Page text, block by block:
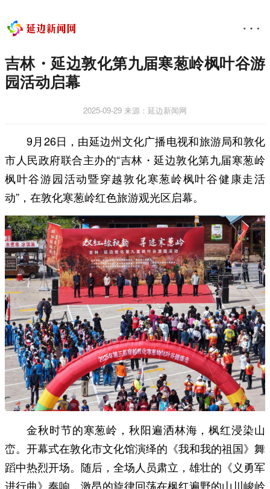
吉林・延边敦化第九届寒葱岭枫叶谷游
园活动启幕
2025-09-29 来源：延边新闻网
9月26日，由延边州文化广播电视和旅游局和敦化
市人民政府联合主办的“吉林・延边敦化第九届寒葱岭
枫叶谷游园活动暨穿越敦化寒葱岭枫叶谷健康走活
动”，在敦化寒葱岭红色旅游观光区启幕。
金秋时节的寒葱岭，秋阳遍洒林海，枫红浸染山
峦。开幕式在敦化市文化馆演绎的《我和我的祖国》舞
蹈中热烈开场。随后，全场人员肃立，雄壮的《义勇军
进行曲》奏响，激昂的旋律回荡在枫红遍野的山川峻岭